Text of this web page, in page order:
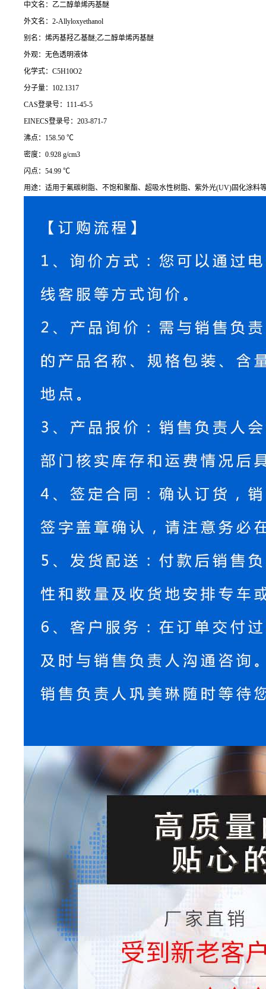
中文名：乙二醇单烯丙基醚
外文名： 2-Allyloxyethanol
别名：烯丙基羟乙基醚;乙二醇单烯丙基醚
外观：无色透明液体
化学式： C5H10O2
分子量： 102.1317
CAS登录号：111-45-5
EINECS登录号：203-871-7
沸点： 158.50 ℃
密度： 0.928 g/cm3
闪点： 54.99 ℃
用途：适用于氟碳树脂、不饱和聚酯、超吸水性树脂、紫外光(UV)固化涂料